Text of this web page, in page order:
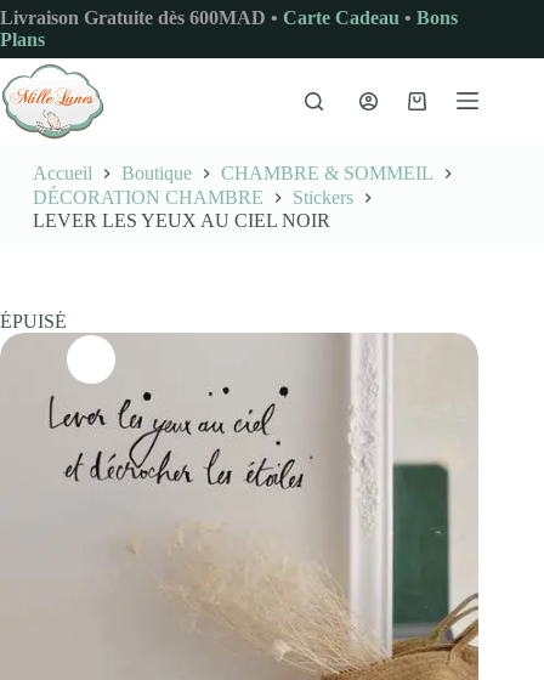
Passer
au
contenu
Livraison Gratuite dès 600MAD • Carte Cadeau • Bons
Plans
Panier
Accueil Boutique
CHAMBRE & SOMMEIL
DÉCORATION CHAMBRE
Stickers
LEVER LES YEUX AU CIEL NOIR
ÉPUISÉ